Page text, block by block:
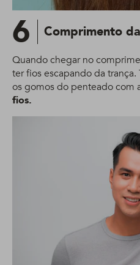
6 Comprimento
Quando chegar no
ter fios escapando da
os gomos do penteado com
fios.